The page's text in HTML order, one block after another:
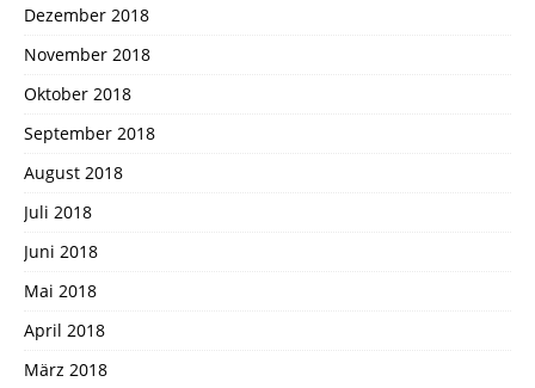
Dezember 2018
November 2018
Oktober 2018
September 2018
August 2018
Juli 2018
Juni 2018
Mai 2018
April 2018
März 2018